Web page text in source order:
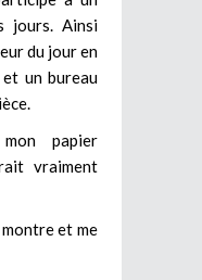
jours. Ainsi
du jour en
un bureau
papier
vraiment
et me